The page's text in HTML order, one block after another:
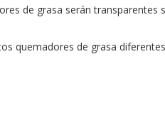
de grasa serán transparentes
quemadores de grasa